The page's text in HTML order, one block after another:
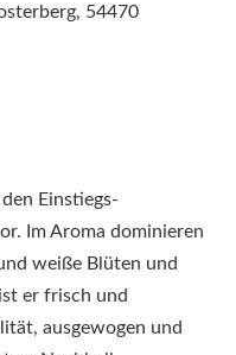
Einstiegs-
Im Aroma dominieren
weiße Blüten und
er frisch und
ausgewogen und
54470